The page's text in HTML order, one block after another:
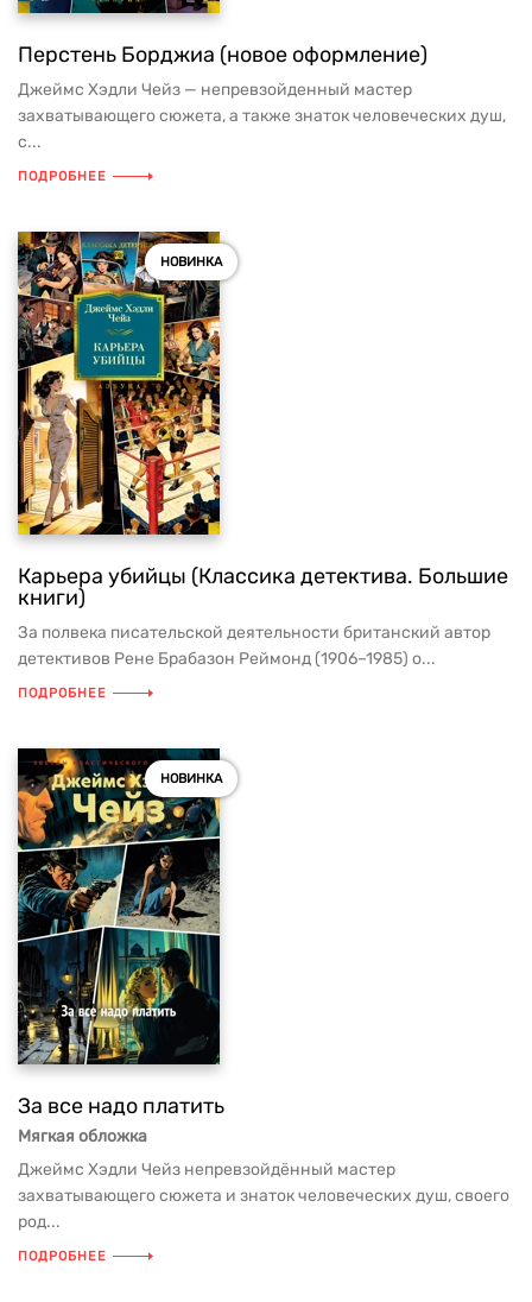
Перстень Борджиа (новое оформление)
Джеймс Хэдли Чейз — непревзойденный мастер
захватывающего сюжета, а также знаток человеческих душ,
с...
ПОДРОБНЕЕ
НОВИНКА
Карьера убийцы (Классика детектива. Большие
книги)
За полвека писательской деятельности британский автор
детективов Рене Брабазон Реймонд (1906–1985) о...
ПОДРОБНЕЕ
НОВИНКА
За все надо платить
Мягкая обложка
Джеймс Хэдли Чейз непревзойдённый мастер
захватывающего сюжета и знаток человеческих душ, своего
род...
ПОДРОБНЕЕ